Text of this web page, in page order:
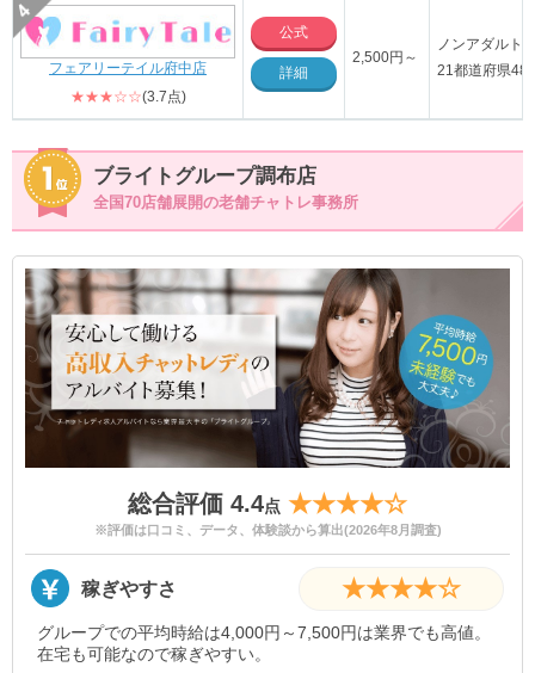
フェアリーテイル府中店
★★★☆☆(3.7点)
公式
詳細
2,500円～
ノンアダルト
21都道府県48
ブライトグループ調布店
全国70店舗展開の老舗チャトレ事務所
総合評価 4.4点 ★★★★☆
※評価は口コミ、データ、体験談から算出(2026年8月調査)
稼ぎやすさ ★★★★☆
グループでの平均時給は4,000円～7,500円は業界でも高値。
在宅も可能なので稼ぎやすい。